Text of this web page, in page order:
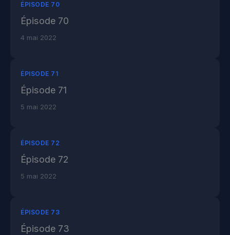
ÉPISODE 70
Épisode 70
4 mai 2022
ÉPISODE 71
Épisode 71
5 mai 2022
ÉPISODE 72
Épisode 72
5 mai 2022
ÉPISODE 73
Épisode 73